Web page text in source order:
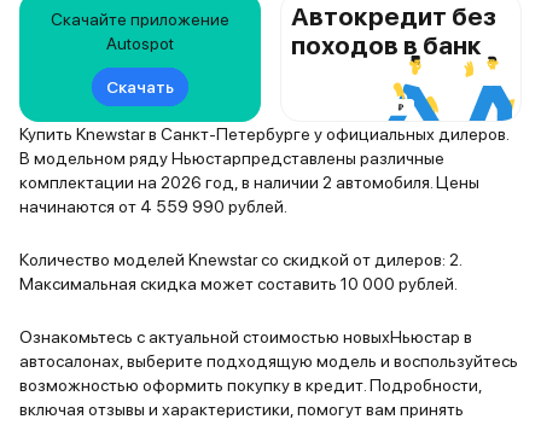
Скачайте приложение
Autospot
Скачать
Автокредит без
походов в банк
Купить Knewstar в Санкт-Петербурге у официальных дилеров.
В модельном ряду Ньюстарпредставлены различные
комплектации на 2026 год, в наличии 2 автомобиля. Цены
начинаются от 4 559 990 рублей.
Количество моделей Knewstar со скидкой от дилеров: 2.
Максимальная скидка может составить 10 000 рублей.
Ознакомьтесь с актуальной стоимостью новыхНьюстар в
автосалонах, выберите подходящую модель и воспользуйтесь
возможностью оформить покупку в кредит. Подробности,
включая отзывы и характеристики, помогут вам принять